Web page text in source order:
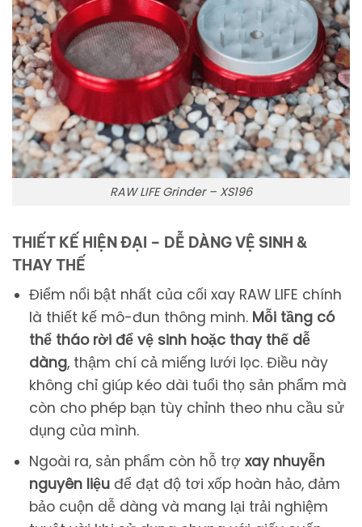
RAW LIFE Grinder – XS196
THIẾT KẾ HIỆN ĐẠI – DỄ DÀNG VỆ SINH &
THAY THẾ
Điểm nổi bật nhất của cối xay RAW LIFE chính
là thiết kế mô-đun thông minh. Mỗi tầng có
thể tháo rời để vệ sinh hoặc thay thế dễ
dàng, thậm chí cả miếng lưới lọc. Điều này
không chỉ giúp kéo dài tuổi thọ sản phẩm mà
còn cho phép bạn tùy chỉnh theo nhu cầu sử
dụng của mình.
Ngoài ra, sản phẩm còn hỗ trợ xay nhuyễn
nguyên liệuđể đạt độ tơi xốp hoàn hảo, đảm
bảo cuộn dễ dàng và mang lại trải nghiệm